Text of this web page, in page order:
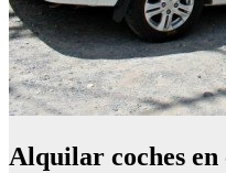
Alquilar coches en